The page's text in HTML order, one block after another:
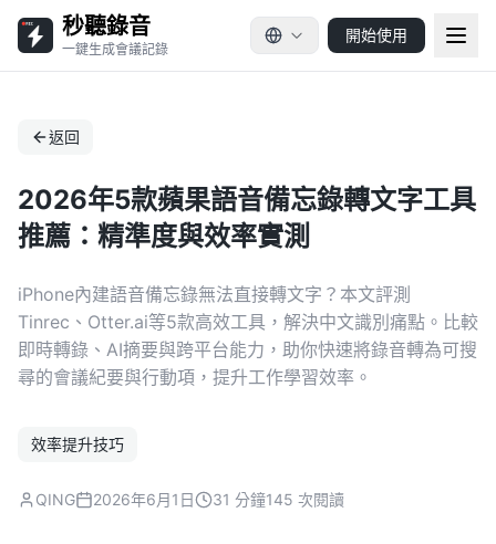
秒聽錄音
一鍵生成會議記錄
開始使用
返回
2026年5款蘋果語音備忘錄轉文字工具
推薦：精準度與效率實測
iPhone內建語音備忘錄無法直接轉文字？本文評測
Tinrec、Otter.ai等5款高效工具，解決中文識別痛點。比較
即時轉錄、AI摘要與跨平台能力，助你快速將錄音轉為可搜
尋的會議紀要與行動項，提升工作學習效率。
效率提升技巧
QING 2026年6月1日 31 分鐘145 次閱讀